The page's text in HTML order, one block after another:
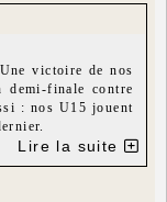
victoire de nos
demi-finale contre
: nos U15 jouent
temps pour nous
Lire la suite